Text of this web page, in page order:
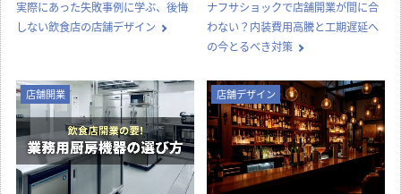
実際にあった失敗事例に学ぶ、後悔
しない飲食店の店舗デザイン
ナフサショックで店舗開業が間に合
わない？内装費用高騰と工期遅延へ
の今とるべき対策
店舗開業 店舗デザイン